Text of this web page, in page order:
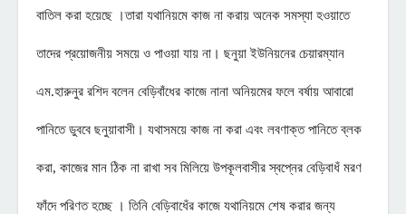
বাতিল করা হয়েছে ।তারা যথানিয়মে কাজ না করায় অনেক সমস্যা হওয়াতে
তাদের প্রয়োজনীয় সময়ে ও পাওয়া যায় না। ছনুয়া ইউনিয়নের চেয়ারম্যান
এম.হারুনুর রশিদ বলেন বেড়িবাঁধের কাজে নানা অনিয়মের ফলে বর্ষায় আবারো
পানিতে ডুববে ছনুয়াবাসী। যথাসময়ে কাজ না করা এবং লবণাক্ত পানিতে ব্লক
করা, কাজের মান ঠিক না রাখা সব মিলিয়ে উপকূলবাসীর স্বপ্নের বেড়িবাধঁ মরণ
ফাঁদে পরিণত হচ্ছে । তিনি বেড়িবাধেঁর কাজে যথানিয়মে শেষ করার জন্য